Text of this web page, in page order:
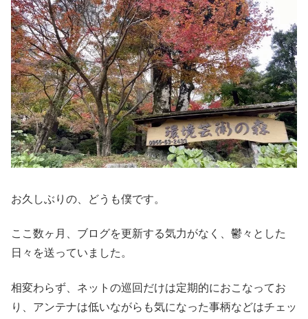
お久しぶりの、どうも僕です。
ここ数ヶ月、ブログを更新する気力がなく、鬱々とした
日々を送っていました。
相変わらず、ネットの巡回だけは定期的におこなってお
り、アンテナは低いながらも気になった事柄などはチェッ